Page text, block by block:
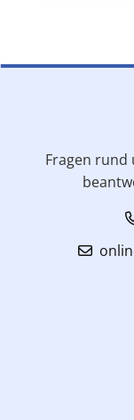
Fragen rund